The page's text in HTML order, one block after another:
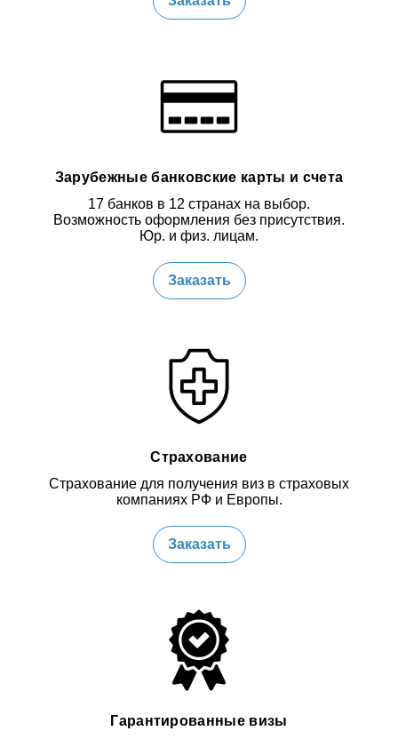
Зарубежные банковские карты и счета
17 банков в 12 странах на выбор.
Возможность оформления без присутствия.
Юр. и физ. лицам.
Заказать
Страхование
Страхование для получения виз в страховых
компаниях РФ и Европы.
Заказать
Гарантированные визы